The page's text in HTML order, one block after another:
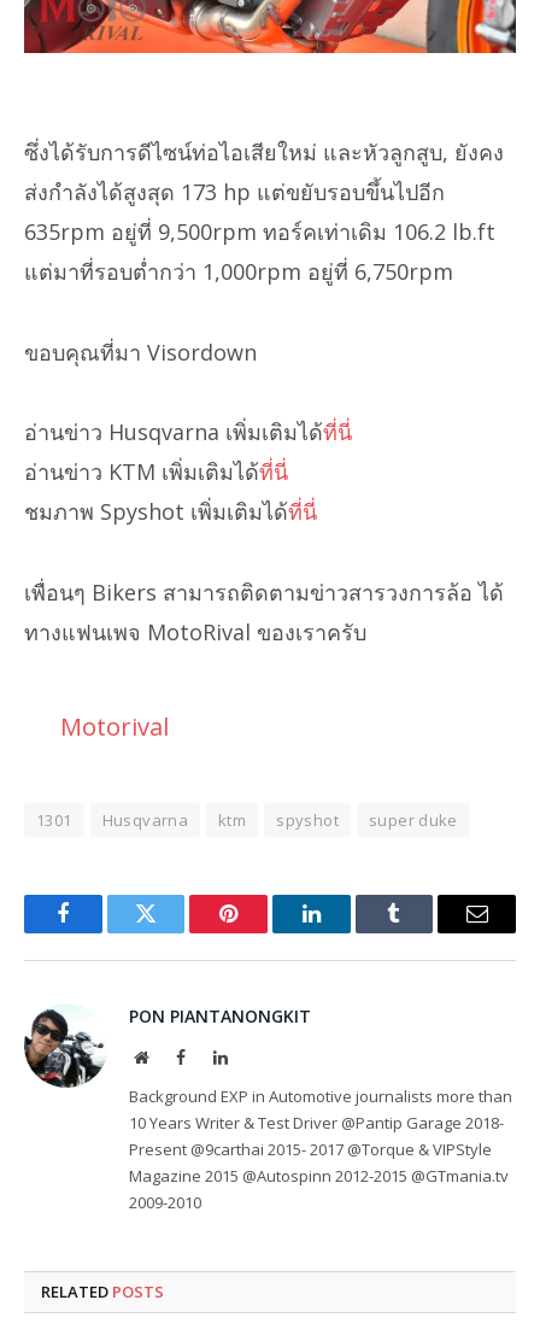
ซึ่งได้รับการดีไซน์ท่อไอเสียใหม่ และหัวลูกสูบ, ยังคง
ส่งกำลังได้สูงสุด 173 hp แต่ขยับรอบขึ้นไปอีก
635rpm อยู่ที่ 9,500rpm ทอร์คเท่าเดิม 106.2 lb.ft
แต่มาที่รอบต่ำกว่า 1,000rpm อยู่ที่ 6,750rpm
ขอบคุณที่มา Visordown
อ่านข่าว Husqvarna เพิ่มเติมได้ที่นี่
อ่านข่าว KTM เพิ่มเติมได้ที่นี่
ชมภาพ Spyshot เพิ่มเติมได้ที่นี่
เพื่อนๆ Bikers สามารถติดตามข่าวสารวงการล้อ ได้
ทางแฟนเพจ MotoRival ของเราครับ
Motorival
1301 Husqvarna ktm spyshot super duke
FacebookTwitter Pinterest LinkedInTumblr Email
PON PIANTANONGKIT
WebsiteFacebookLinkedIn
Background EXP in Automotive journalists more than
10 Years Writer & Test Driver @Pantip Garage 2018-
Present @9carthai 2015- 2017 @Torque & VIPStyle
Magazine 2015 @Autospinn 2012-2015 @GTmania.tv
2009-2010
RELATED POSTS